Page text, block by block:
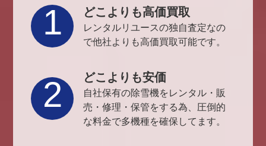
どこよりも高価買取
レンタルリユースの独自査定なの
で他社よりも高価買取可能です。
1
どこよりも安価
自社保有の除雪機をレンタル・販
売・修理・保管をする為、圧倒的
な料金で多機種を確保してます。
2